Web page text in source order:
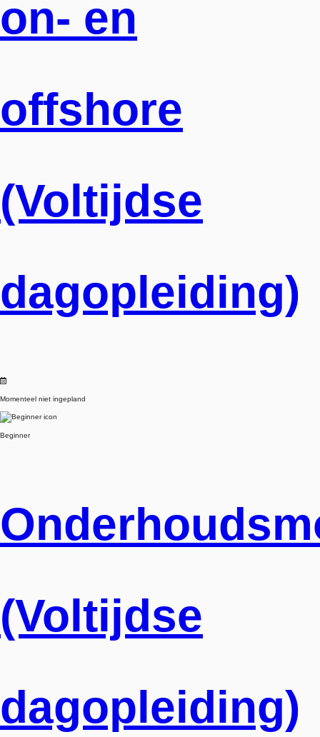
on- en
offshore
(Voltijdse
dagopleiding)
Momenteel niet ingepland
Beginner
(Voltijdse
dagopleiding)